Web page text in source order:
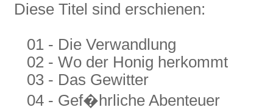
Diese Titel sind erschienen:
01 - Die Verwandlung
02 - Wo der Honig herkommt
03 - Das Gewitter
04 - Gef�hrliche Abenteuer